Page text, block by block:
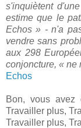
s'inquiètent
estime que le
Echos » - n'a
vendre sans
aux 298
conjoncture, « ne
Echos
Bon, vous
Travailler plus,
Travailler plus,